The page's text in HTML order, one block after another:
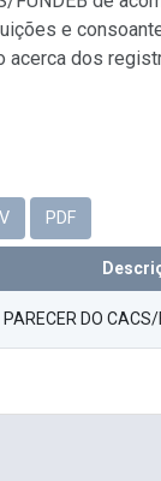
e
acerca dos
PDF
PARECER DO